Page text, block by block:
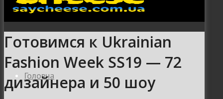
Головна
Готовимся к Ukrainian
Fashion Week SS19 — 72
дизайнера и 50 шоу